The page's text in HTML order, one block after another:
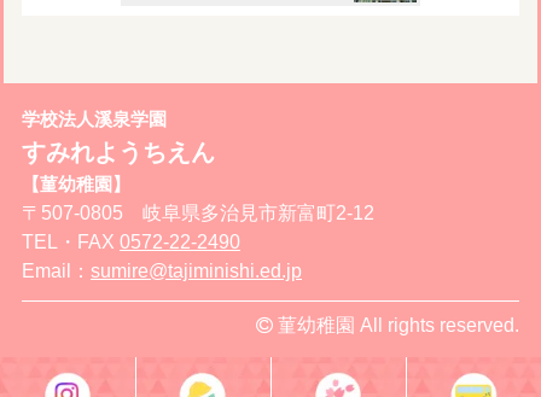
学校法人溪泉学園
すみれようちえん
【菫幼稚園】
〒507-0805 岐阜県多治見市新富町2-12
TEL・FAX 0572-22-2490
Email： sumire@tajiminishi.ed.jp
菫幼稚園 All rights reserved.